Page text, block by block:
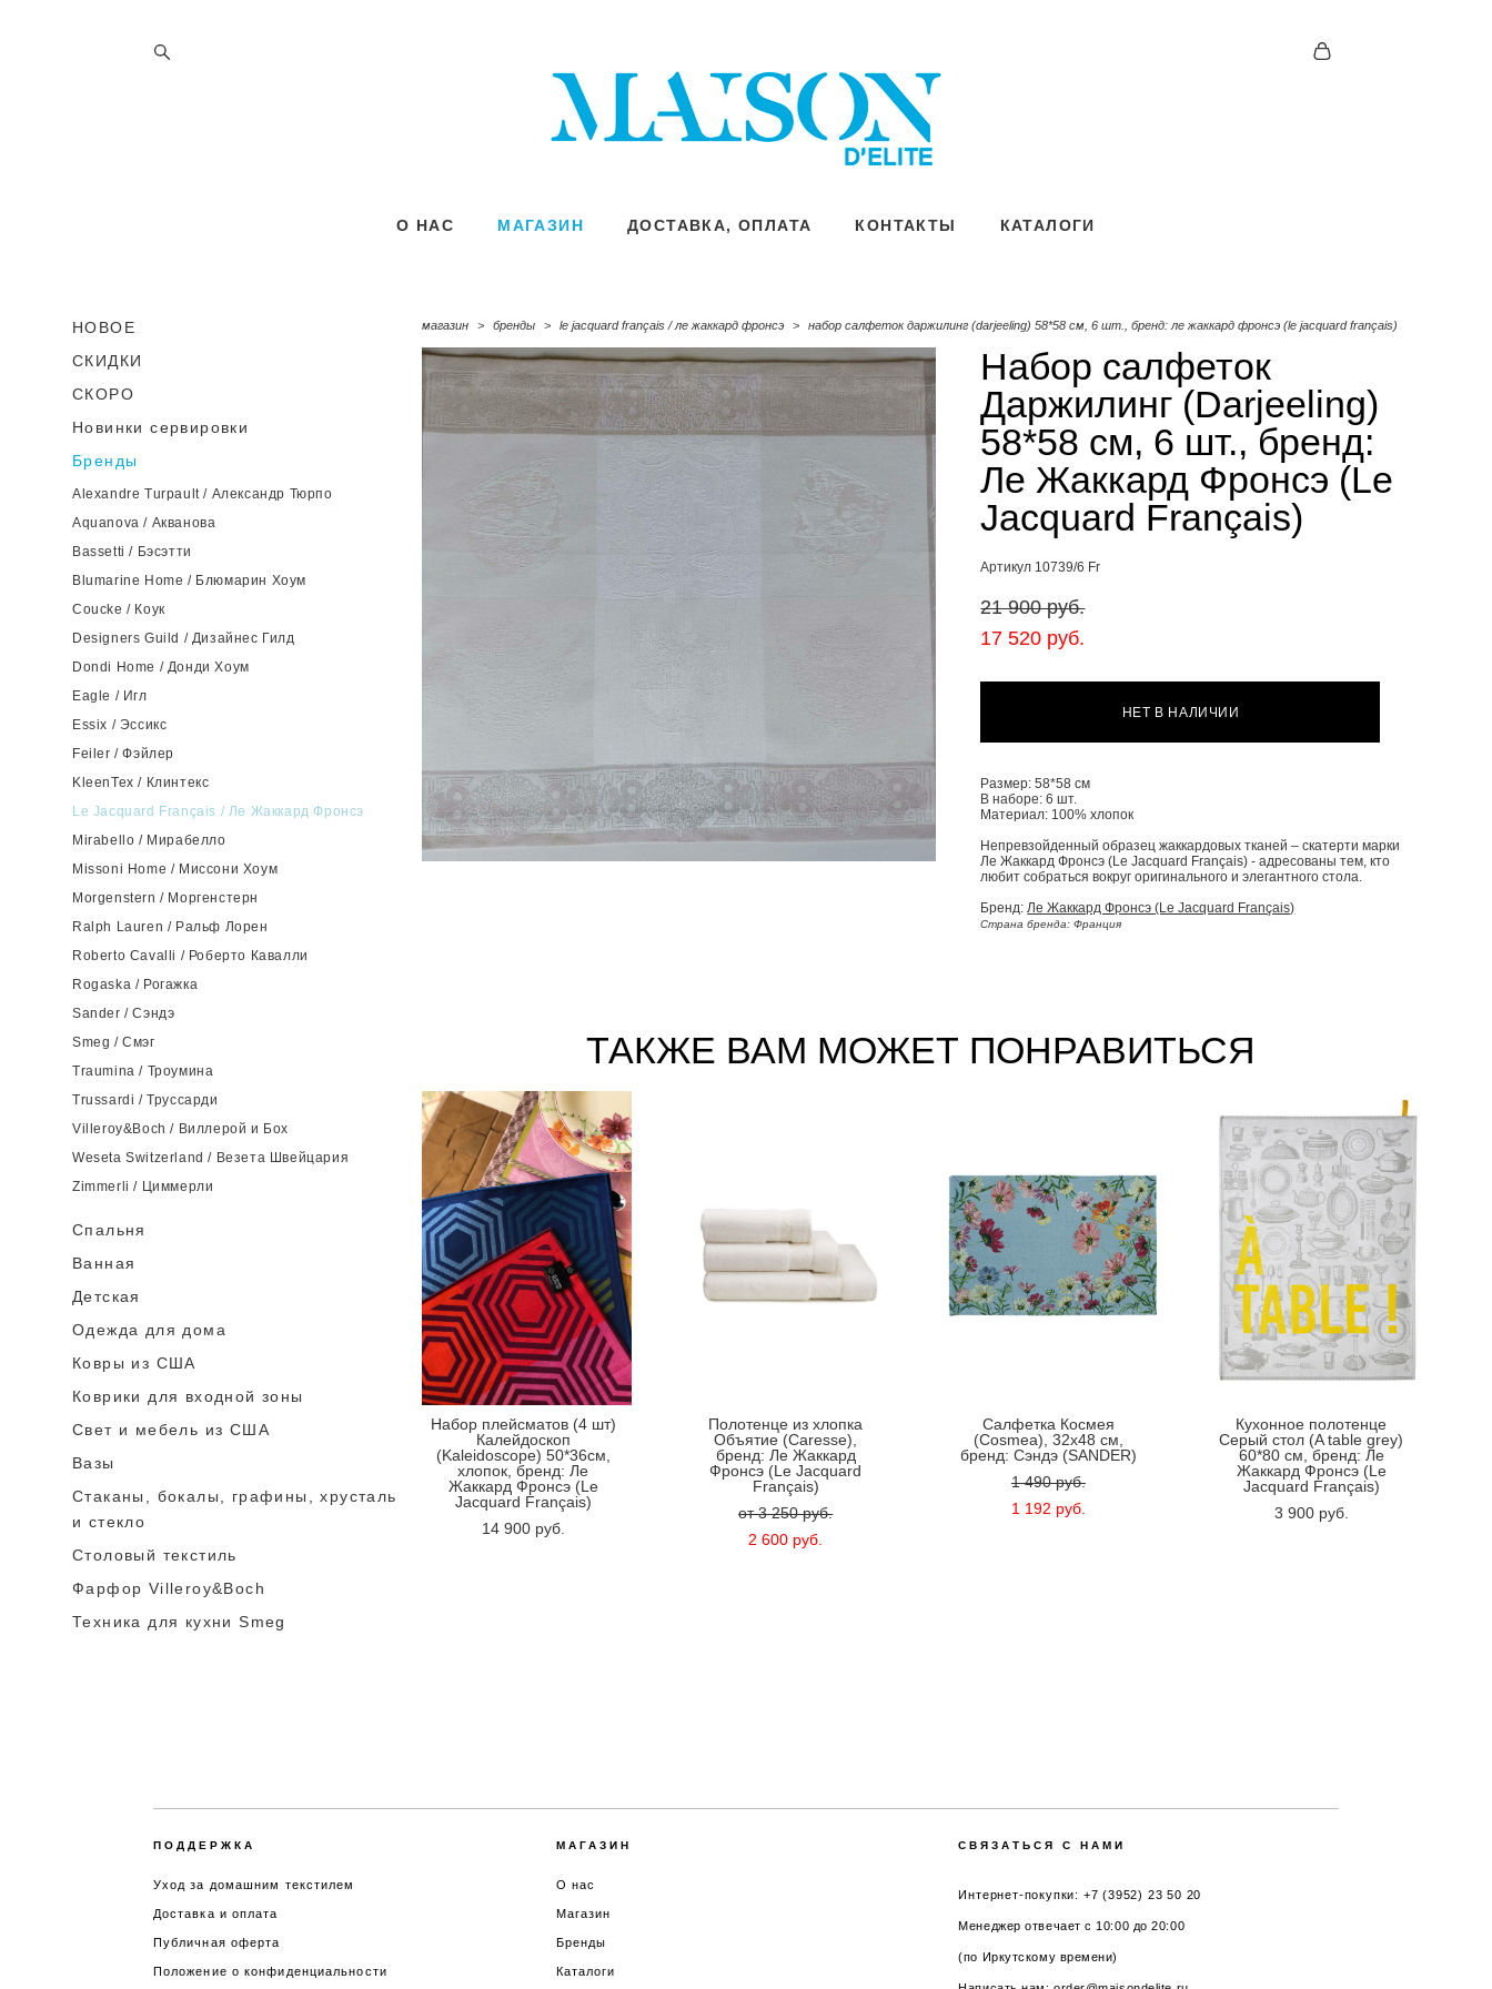
О НАС МАГАЗИН ДОСТАВКА, ОПЛАТА КОНТАКТЫ КАТАЛОГИ
О НАС МАГАЗИН ДОСТАВКА, ОПЛАТА КОНТАКТЫ КАТАЛОГИ
НОВОЕ
СКИДКИ
СКОРО
Новинки сервировки
Бренды
Alexandre Turpault / Александр Тюрпо
Aquanova / Акванова
Bassetti / Бэсэтти
Blumarine Home / Блюмарин Хоум
Coucke / Коук
Designers Guild / Дизайнес Гилд
Dondi Home / Донди Хоум
Eagle / Игл
Essix / Эссикс
Feiler / Фэйлер
KleenTex / Клинтекс
Le Jacquard Français / Ле Жаккард Фронсэ
Mirabello / Мирабелло
Missoni Home / Миссони Хоум
Morgenstern / Моргенстерн
Ralph Lauren / Ральф Лорен
Roberto Cavalli / Роберто Кавалли
Rogaska / Рогажка
Sander / Сэндэ
Smeg / Смэг
Traumina / Троумина
Trussardi / Труссарди
Villeroy&Boch / Виллерой и Бох
Weseta Switzerland / Везета Швейцария
Zimmerli / Циммерли
Спальня
Ванная
Детская
Одежда для дома
Ковры из США
Коврики для входной зоны
Cвет и мебель из США
Вазы
Стаканы, бокалы, графины, хрусталь
и стекло
Столовый текстиль
Фарфор Villeroy&Boch
Техника для кухни Smeg
магазин > бренды > le jacquard français / ле жаккард фронсэ > набор салфеток даржилинг (darjeeling) 58*58 cм, 6 шт., бренд: ле жаккард фронсэ (le jacquard français)
Набор салфеток
Даржилинг (Darjeeling)
58*58 cм, 6 шт., бренд:
Ле Жаккард Фронсэ (Le
Jacquard Français)
Артикул 10739/6 Fr
21 900 pуб.
17 520 pуб.
НЕТ В НАЛИЧИИ
Размер: 58*58 cм
В наборе: 6 шт.
Материал: 100% хлопок
Непревзойденный образец жаккардовых тканей – скатерти марки
Ле Жаккард Фронсэ (Le Jacquard Français) - адресованы тем, кто
любит собраться вокруг оригинального и элегантного стола.
Бренд:Ле Жаккард Фронсэ (Le Jacquard Français)
Страна бренда: Франция
ТАКЖЕ ВАМ МОЖЕТ ПОНРАВИТЬСЯ
Набор плейсматов (4 шт)
Калейдоскоп
(Kaleidoscope) 50*36см,
хлопок, бренд: Ле
Жаккард Фронсэ (Le
Jacquard Français)
14 900 pуб.
Полотенце из хлопка
Объятие (Caresse),
бренд: Ле Жаккард
Фронсэ (Le Jacquard
Français)
от 3 250 pуб.
2 600 pуб.
Cалфетка Космея
(Cosmea), 32x48 см,
бренд: Сэндэ (SANDER)
1 490 pуб.
1 192 pуб.
Кухонное полотенце
Cерый стол (A table grey)
60*80 см, бренд: Ле
Жаккард Фронсэ (Le
Jacquard Français)
3 900 pуб.
ПОДДЕРЖКА
Уход за домашним текстилем
Доставка и оплата
Публичная оферта
Положение о конфиденциальности
МАГАЗИН
О нас
Магазин
Бренды
Каталоги
СВЯЗАТЬСЯ С НАМИ
Интернет-покупки: +7 (3952) 23 50 20
Менеджер отвечает с 10:00 до 20:00
(по Иркутскому времени)